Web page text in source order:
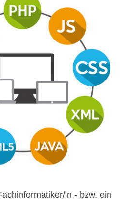
in - bzw. ein